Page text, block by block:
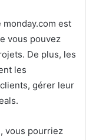
monday.com est
vous pouvez
De plus, les
les
gérer leur
vous pourriez